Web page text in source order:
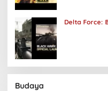
Delta Force:
Budaya